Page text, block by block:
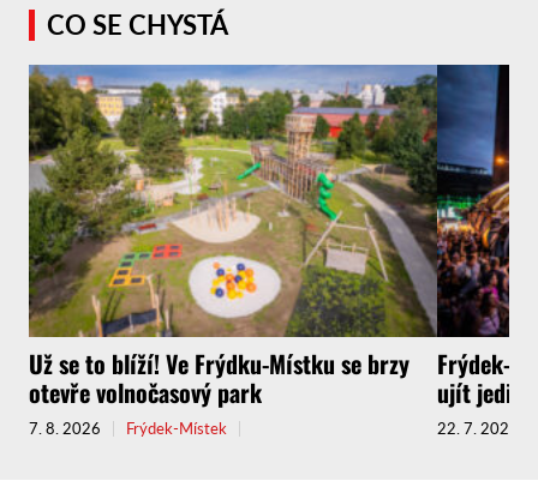
CO SE CHYSTÁ
Už se to blíží! Ve Frýdku-Místku se brzy
otevře volnočasový park
7. 8. 2026 Frýdek-Místek
Frýdek-
ujít
22. 7. 2026